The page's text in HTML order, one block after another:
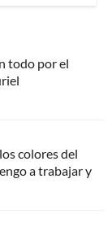
todo por el
colores del
a trabajar y